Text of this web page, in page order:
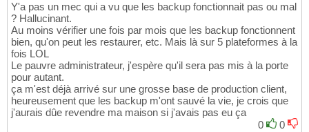
Y'a pas un mec qui a vu que les backup fonctionnait pas ou mal
? Hallucinant.
Au moins vérifier une fois par mois que les backup fonctionnent
bien, qu'on peut les restaurer, etc. Mais là sur 5 plateformes à la
fois LOL
Le pauvre administrateur, j'espère qu'il sera pas mis à la porte
pour autant.
ça m'est déjà arrivé sur une grosse base de production client,
heureusement que les backup m'ont sauvé la vie, je crois que
j'aurais dûe revendre ma maison si j'avais pas eu ça
0
0